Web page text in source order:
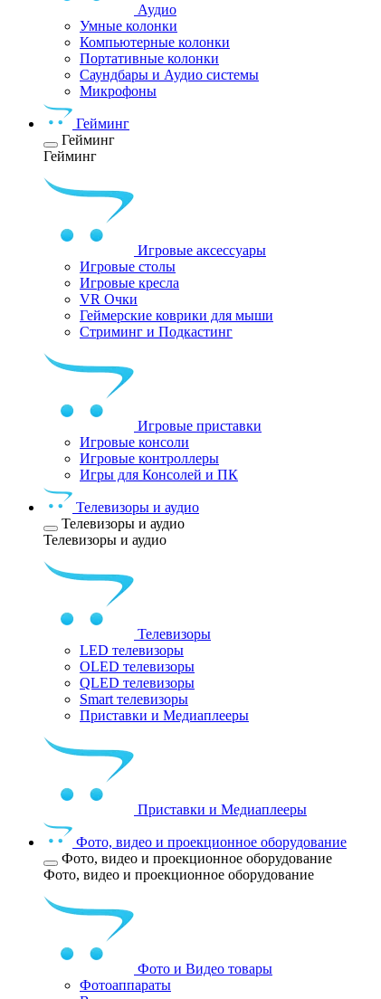
Аудио
Умные колонки
Компьютерные колонки
Портативные колонки
Саундбары и Аудио системы
Микрофоны
Гейминг
Гейминг
Гейминг
Игровые аксессуары
Игровые столы
Игровые кресла
VR Очки
Геймерские коврики для мыши
Стриминг и Подкастинг
Игровые приставки
Игровые консоли
Игровые контроллеры
Игры для Консолей и ПК
Телевизоры и аудио
Телевизоры и аудио
Телевизоры и аудио
Телевизоры
LED телевизоры
OLED телевизоры
QLED телевизоры
Smart телевизоры
Приставки и Медиаплееры
Приставки и Медиаплееры
Фото, видео и проекционное оборудование
Фото, видео и проекционное оборудование
Фото, видео и проекционное оборудование
Фото и Видео товары
Фотоаппараты